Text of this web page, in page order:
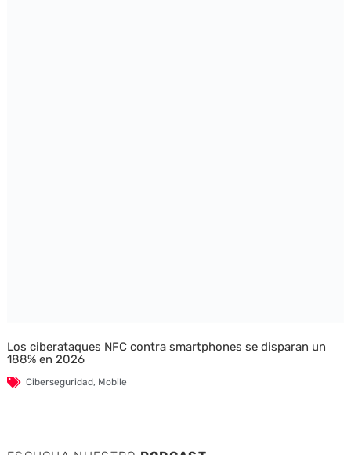
Los ciberataques NFC contra smartphones se disparan un
188% en 2026
Ciberseguridad, Mobile